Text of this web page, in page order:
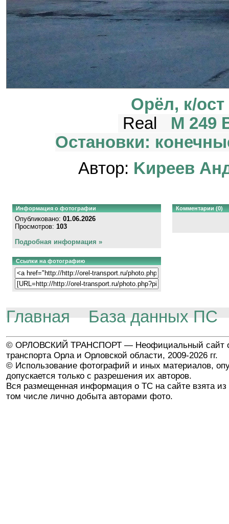
Орёл, к/
Real
М 249
Остановки:
Автор: Kиpeeв
Информация о фотографии
Опубликовано: 01.06.2026
Просмотров: 103
Подробная информация »
Ссылки на фотографию
Комментарии (0)
Главная База данных ПС
© ОРЛОВСКИЙ ТРАНСПОРТ — Неофициальный сайт
транспорта Орла и Орловской области, 2009-2026 гг.
© Использование фотографий и иных материалов,
допускается только с разрешения их авторов.
Вся размещенная информация о ТС на сайте взята из
том числе лично добыта авторами фото.